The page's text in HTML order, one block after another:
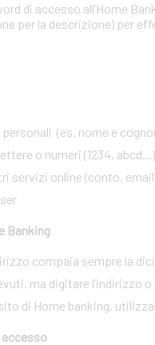
di accesso all’Home
per la descrizione) per
(es. nome e
o numeri (1234, abcd...)
servizi online (conto,
Banking
compaia sempre la
ma digitare l’indirizzo
di Home banking,